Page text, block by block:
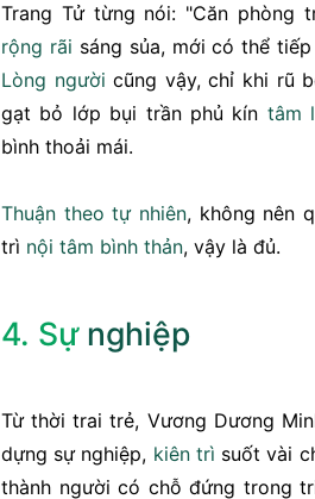
Trang Tử từng nói: "Căn phòng
rộng rãi sáng sủa, mới có thể
Lòng người cũng vậy, chỉ khi rũ
gạt bỏ lớp bụi trần phủ kín tâm
bình thoải mái.
Thuận theo tự nhiên, không nên
trì nội tâm bình thản, vậy là đủ.
4. Sự nghiệp
Từ thời trai trẻ, Vương Dương
dựng sự nghiệp, kiên trì suốt vài
thành người có chỗ đứng trong